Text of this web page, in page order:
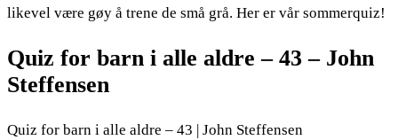
likevel være gøy å trene de små grå. Her er vår sommerquiz!
Quiz for barn i alle aldre – 43 – John
Steffensen
Quiz for barn i alle aldre – 43 | John Steffensen